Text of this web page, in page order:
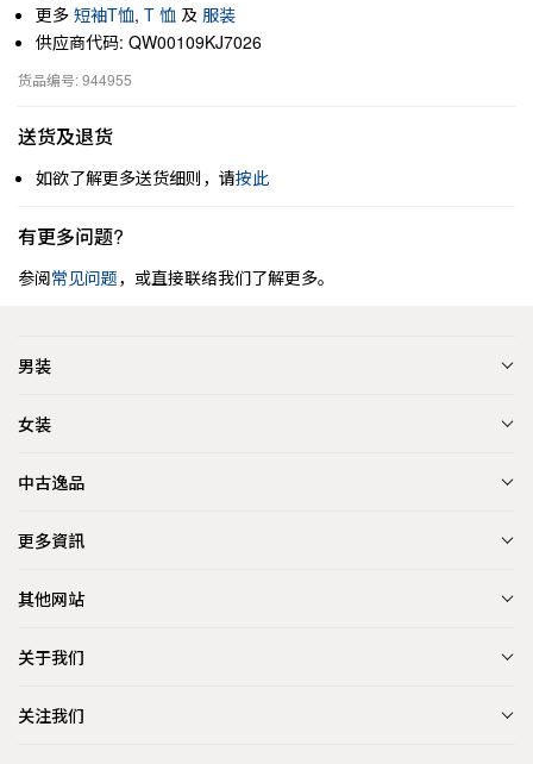
更多 短袖T恤, T 恤 及 服装
供应商代码: QW00109KJ7026
货品编号: 944955
送货及退货
如欲了解更多送货细则，请按此
有更多问题?
参阅常见问题，或直接联络我们了解更多。
男装
女装
中古逸品
更多資訊
其他网站
关于我们
关注我们